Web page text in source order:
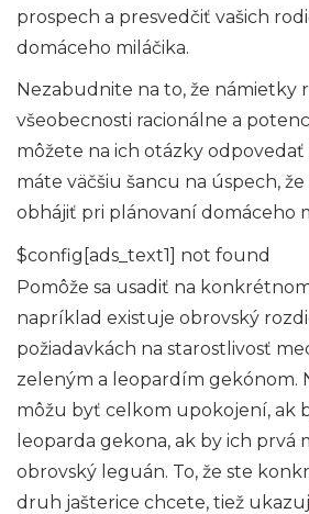
prospech a presvedčiť vašich
domáceho miláčika.
Nezabudnite na to, že námietky
všeobecnosti racionálne a
môžete na ich otázky
máte väčšiu šancu na úspech,
obhájiť pri plánovaní domáceho
$config[ads_text1] not found
Pomôže sa usadiť na
napríklad existuje obrovský
požiadavkách na starostlivosť
zeleným a leopardím gekónom.
môžu byť celkom upokojení, ak
leoparda gekona, ak by ich prvá
obrovský leguán. To, že ste
druh jašterice chcete, tiež